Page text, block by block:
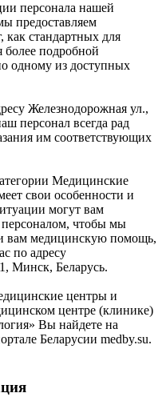
персонала нашей
предоставляем
как стандартных для
подробной
одному из доступных
Железнодорожная ул.,
персонал всегда рад
им соответствующих
Медицинские
свои особенности и
могут вам
чтобы мы
вам медицинскую помощь,
по адресу
Минск, Беларусь.
центры и
центре (клинике)
Вы найдете на
Беларусии medby.su.